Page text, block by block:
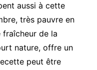
aussi à cette
très pauvre en
fraîcheur de la
nature, offre un
peut être